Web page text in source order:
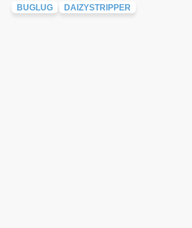
BUGLUG
DAIZYSTRIPPER